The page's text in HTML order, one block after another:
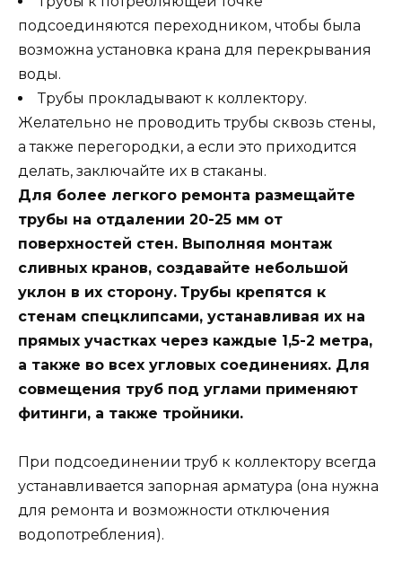
подсоединяются переходником, чтобы была
возможна установка крана для перекрывания
воды.
Трубы прокладывают к коллектору.
Желательно не проводить трубы сквозь стены,
а также перегородки, а если это приходится
делать, заключайте их в стаканы.
Для более легкого ремонта размещайте
трубы на отдалении 20-25 мм от
поверхностей стен. Выполняя монтаж
сливных кранов, создавайте небольшой
уклон в их сторону. Трубы крепятся к
стенам спецклипсами, устанавливая их на
прямых участках через каждые 1,5-2 метра,
а также во всех угловых соединениях. Для
совмещения труб под углами применяют
фитинги, а также тройники.
При подсоединении труб к коллектору всегда
устанавливается запорная арматура (она нужна
для ремонта и возможности отключения
водопотребления).